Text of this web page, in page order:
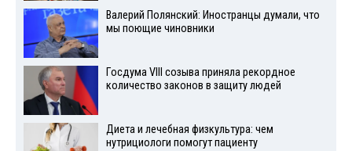
Валерий Полянский: Иностранцы думали, что
мы поющие чиновники
Госдума VIII созыва приняла рекордное
количество законов в защиту людей
Диета и лечебная физкультура: чем
нутрициологи помогут пациенту